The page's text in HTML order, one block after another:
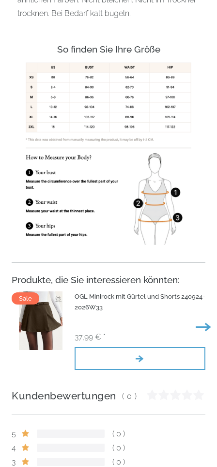
trocknen. Bei Bedarf kalt bügeln.
So finden Sie Ihre Größe
Produkte, die Sie interessieren könnten:
Sale
OGL Minirock mit Gürtel und Shorts 240924-
2026W33
37,99 € *
Kundenbewertungen (0)
5
0
4
0
3
0